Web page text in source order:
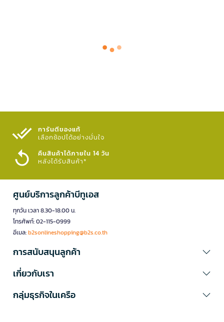
การันตีของแท้
เลือกช้อปได้อย่างมั่นใจ​
คืนสินค้าได้ภายใน 14 วัน
หลังได้รับสินค้า*
ศูนย์บริการลูกค้าบีทูเอส
ทุกวัน เวลา 8.30-18.00 น.
โทรศัพท์: 02-115-0999
อีเมล:b2sonlineshopping@b2s.co.th
การสนับสนุนลูกค้า
เกี่ยวกับเรา
กลุ่มธุรกิจในเครือ